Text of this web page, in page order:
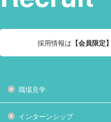
採用情報は 【会員限定】
職場見学
インターンシップ